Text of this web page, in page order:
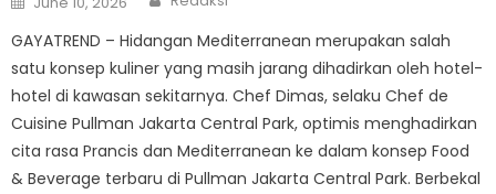
on
GAYATREND – Hidangan Mediterranean merupakan salah
satu konsep kuliner yang masih jarang dihadirkan oleh hotel-
hotel di kawasan sekitarnya. Chef Dimas, selaku Chef de
Cuisine Pullman Jakarta Central Park, optimis menghadirkan
cita rasa Prancis dan Mediterranean ke dalam konsep Food
& Beverage terbaru di Pullman Jakarta Central Park. Berbekal